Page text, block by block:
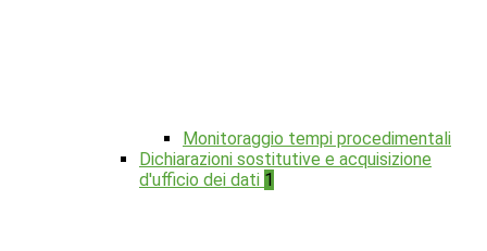
Monitoraggio tempi procedimentali
Dichiarazioni sostitutive e acquisizione
d'ufficio dei dati 1